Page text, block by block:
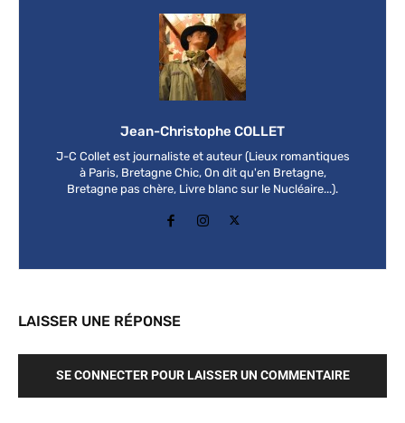
Jean-Christophe COLLET
J-C Collet est journaliste et auteur (Lieux romantiques
à Paris, Bretagne Chic, On dit qu'en Bretagne,
Bretagne pas chère, Livre blanc sur le Nucléaire...).
LAISSER UNE RÉPONSE
SE CONNECTER POUR LAISSER UN COMMENTAIRE